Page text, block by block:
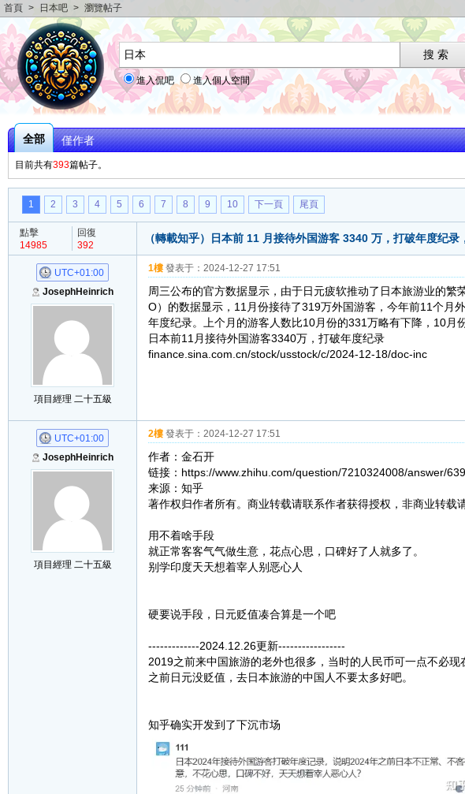
首頁 > 日本吧 > 瀏覽帖子
進入侃吧 進入個人空間
全部 僅作者
目前共有393篇帖子。
1 2 3 4 5 6 7 8 9 10 下一頁 尾頁
點擊
回復
14985
392
（轉載知乎）日本前 11 月接待外国游客 3340 万，打破年度纪
UTC+01:00
JosephHeinrich
項目經理 二十五級
1樓發表于： 2024-12-27 17:51
周三公布的官方数据显示，由于日元疲软推动了日本旅游业的
O）的数据显示，11月份接待了319万外国游客，今年前11个月
年度纪录。上个月的游客人数比10月份的331万略有下降，10
日本前11月接待外国游客3340万，打破年度纪录​
finance.sina.com.cn/stock/usstock/c/2024-12-18/doc-inc
UTC+01:00
JosephHeinrich
項目經理 二十五級
2樓發表于： 2024-12-27 17:51
作者：金石开
链接：https://www.zhihu.com/question/7210324008/answer/
来源：知乎
著作权归作者所有。商业转载请联系作者获得授权，非商业转载
用不着啥手段
就正常客客气气做生意，花点心思，口碑好了人就多了。
别学印度天天想着宰人别恶心人
硬要说手段，日元贬值凑合算是一个吧
-------------2024.12.26更新-----------------
2019之前来中国旅游的老外也很多，当时的人民币可一点不必
之前日元没贬值，去日本旅游的中国人不要太多好吧。
知乎确实开发到了下沉市场